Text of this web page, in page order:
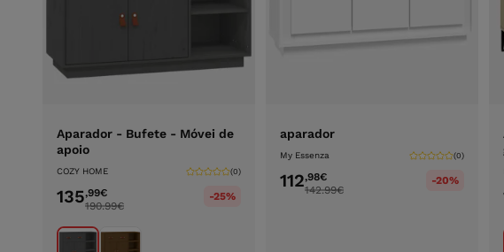
Aparador - Bufete - Móvei de
apoio
COZY HOME (0)
135,99€
190.99€
-25%
aparador
My Essenza (0)
112,98€
142.99€
-20%